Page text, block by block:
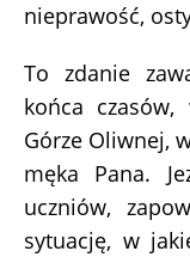
nieprawość,
To zdanie
końca czasów,
Górze Oliwnej,
męka Pana.
uczniów,
sytuację, w